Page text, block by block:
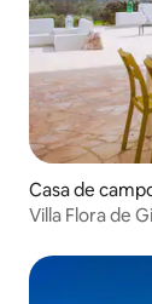
Casa de
Villa Flora de